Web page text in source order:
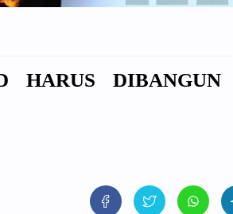
HARUS